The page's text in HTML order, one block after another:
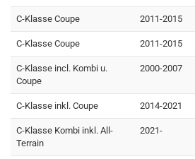
C-Klasse Coupe 2011-2015
C-Klasse Coupe 2011-2015
C-Klasse incl. Kombi u.
Coupe
2000-2007
C-Klasse inkl. Coupe 2014-2021
C-Klasse Kombi inkl. All-
Terrain
2021-